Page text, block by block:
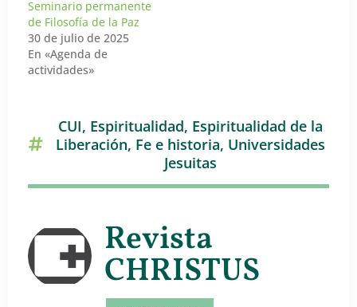
Seminario permanente
de Filosofía de la Paz
30 de julio de 2025
En «Agenda de
actividades»
CUI, Espiritualidad, Espiritualidad de la
Liberación, Fe e historia, Universidades
Jesuitas
Revista
CHRISTUS